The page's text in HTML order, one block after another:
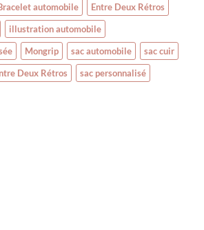
automobile
Entre Deux Rétros
illustration automobile
Mongrip sac automobile
sac cuir
Deux Rétros
sac personnalisé